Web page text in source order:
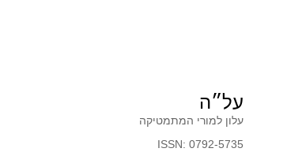
על״ה
עלון למורי המתמטיקה
ISSN: 0792-5735